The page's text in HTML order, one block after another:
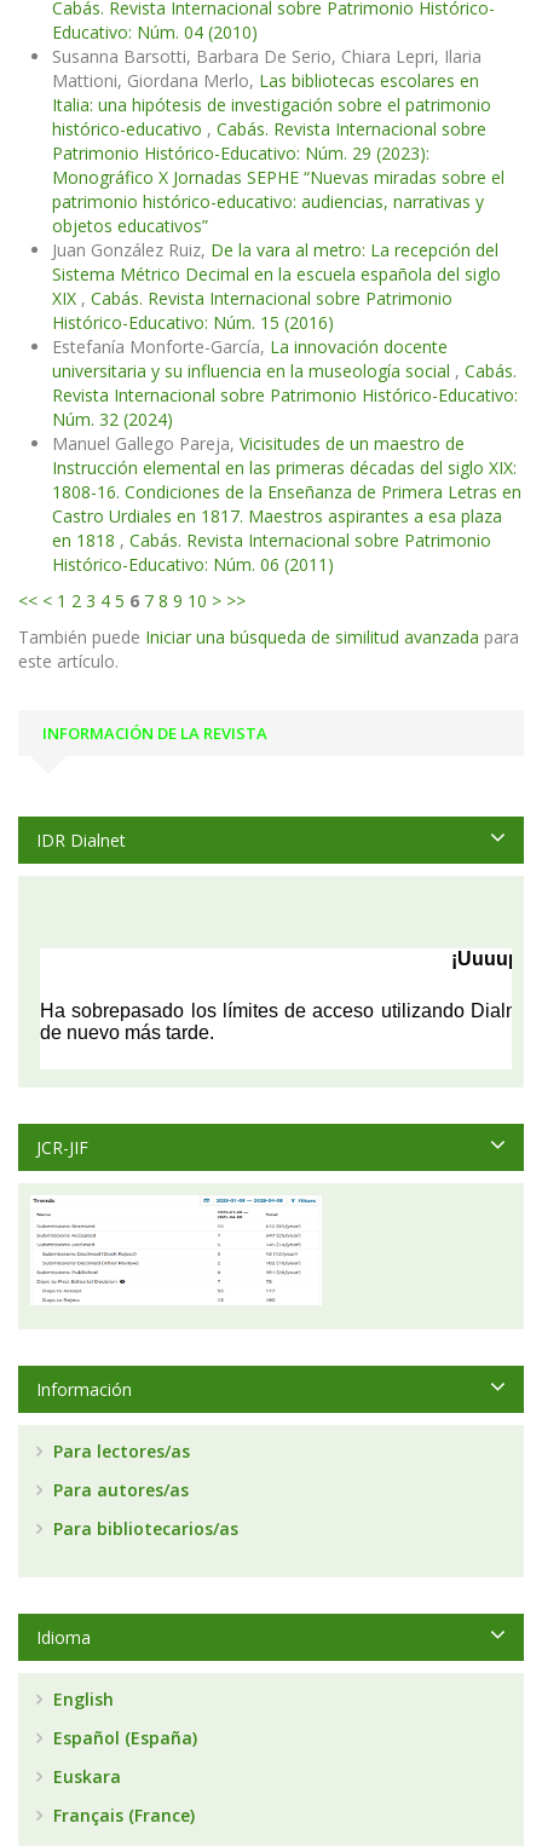
Cabás. Revista Internacional sobre Patrimonio Histórico-
Educativo: Núm. 04 (2010)
Susanna Barsotti, Barbara De Serio, Chiara Lepri, Ilaria
Mattioni, Giordana Merlo, Las bibliotecas escolares en
Italia: una hipótesis de investigación sobre el patrimonio
histórico-educativo , Cabás. Revista Internacional sobre
Patrimonio Histórico-Educativo: Núm. 29 (2023):
Monográfico X Jornadas SEPHE “Nuevas miradas sobre el
patrimonio histórico-educativo: audiencias, narrativas y
objetos educativos”
Juan González Ruiz, De la vara al metro: La recepción del
Sistema Métrico Decimal en la escuela española del siglo
XIX , Cabás. Revista Internacional sobre Patrimonio
Histórico-Educativo: Núm. 15 (2016)
Estefanía Monforte-García, La innovación docente
universitaria y su influencia en la museología social , Cabás.
Revista Internacional sobre Patrimonio Histórico-Educativo:
Núm. 32 (2024)
Manuel Gallego Pareja, Vicisitudes de un maestro de
Instrucción elemental en las primeras décadas del siglo XIX:
1808-16. Condiciones de la Enseñanza de Primera Letras en
Castro Urdiales en 1817. Maestros aspirantes a esa plaza
en 1818 , Cabás. Revista Internacional sobre Patrimonio
Histórico-Educativo: Núm. 06 (2011)
<< < 1 2 3 4 5 6 7 8 9 10 > >>
También puede Iniciar una búsqueda de similitud avanzada para
este artículo.
INFORMACIÓN DE LA REVISTA
IDR Dialnet
JCR-JIF
Información
Para lectores/as
Para autores/as
Para bibliotecarios/as
Idioma
English
Español (España)
Euskara
Français (France)